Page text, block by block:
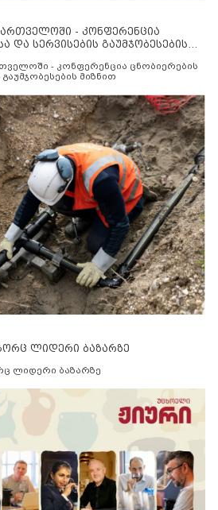
- კონფერენცია
და სერვისების გაუმჯობესების
- კონფერენცია ცნობიერების
მიზნით
ლიდერი ბაზარზე
ლიდერი ბაზარზე